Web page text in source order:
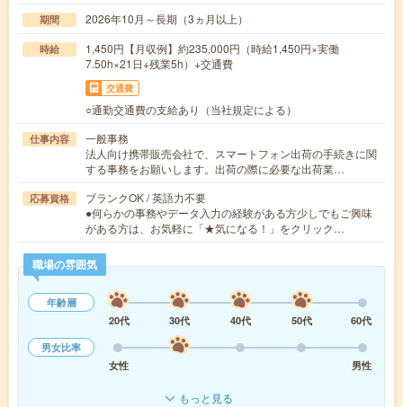
期間 2026年10月～長期（3ヵ月以上）
時給
1,450円【月収例】約235,000円（時給1,450円×実働
7.50h×21日+残業5h）+交通費
交通費
○通勤交通費の支給あり（当社規定による）
仕事内容
一般事務
法人向け携帯販売会社で、スマートフォン出荷の手続きに関
する事務をお願いします。出荷の際に必要な出荷業…
応募資格
ブランクOK / 英語力不要
●何らかの事務やデータ入力の経験がある方少しでもご興味
がある方は、お気軽に「★気になる！」をクリック…
職場の雰囲気
年齢層
20代
30代 40代 50代
60代
男女比率
女性
男性
もっと見る